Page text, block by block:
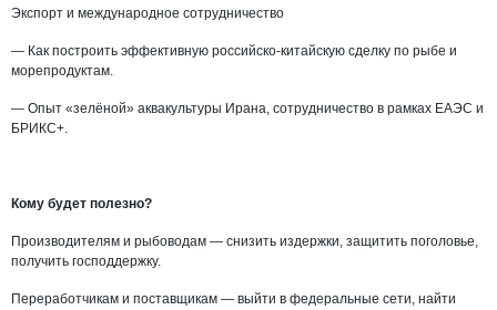
Экспорт и международное сотрудничество
— Как построить эффективную российско-китайскую сделку по рыбе и
морепродуктам.
— Опыт «зелёной» аквакультуры Ирана, сотрудничество в рамках ЕАЭС и
БРИКС+.
Кому будет полезно?
Производителям и рыбоводам — снизить издержки, защитить поголовье,
получить господдержку.
Переработчикам и поставщикам — выйти в федеральные сети, найти